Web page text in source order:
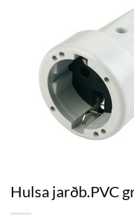
Hulsa jarðb.PVC